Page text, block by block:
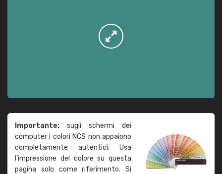
Importante: sugli schermi dei
computer i colori NCS non appaiono
completamente autentici. Usa
l'impressione del colore su questa
pagina solo come riferimento. Si